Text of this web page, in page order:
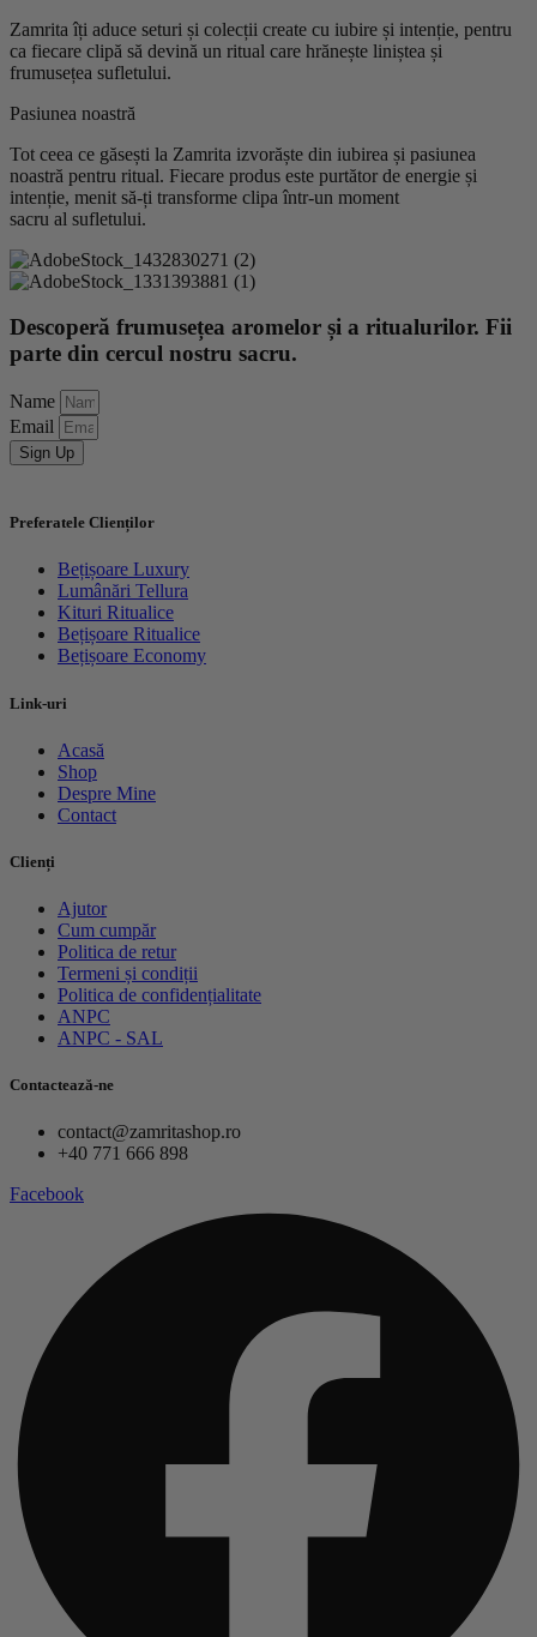
Zamrita îți aduce seturi și colecții create cu iubire și intenție, pentru
ca fiecare clipă să devină un ritual care hrănește liniștea și
frumusețea sufletului.
Pasiunea noastră
Tot ceea ce găsești la Zamrita izvorăște din iubirea și pasiunea
noastră pentru ritual. Fiecare produs este purtător de energie și
intenție, menit să-ți transforme clipa într-un moment
sacru al sufletului.
Descoperă frumusețea aromelor și a ritualurilor. Fii
parte din cercul nostru sacru.
Name
Email
Sign Up
Preferatele Clienților
Bețișoare Luxury
Lumânări Tellura
Kituri Ritualice
Bețișoare Ritualice
Bețișoare Economy
Link-uri
Acasă
Shop
Despre Mine
Contact
Clienți
Ajutor
Cum cumpăr
Politica de retur
Termeni și condiții
Politica de confidențialitate
ANPC
ANPC - SAL
Contactează-ne
contact@zamritashop.ro
+40 771 666 898
Facebook